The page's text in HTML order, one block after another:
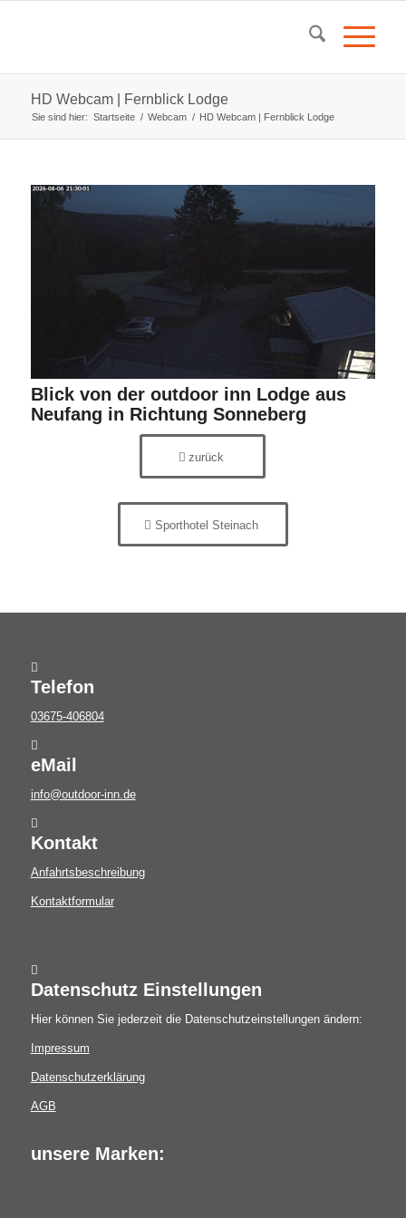
HD Webcam | Fernblick Lodge
Sie sind hier: Startseite / Webcam / HD Webcam | Fernblick Lodge
Blick von der outdoor inn Lodge aus
Neufang in Richtung Sonneberg
zurück
Sporthotel Steinach
Telefon
03675-406804
eMail
info@outdoor-inn.de
Kontakt
Anfahrtsbeschreibung
Kontaktformular
Datenschutz Einstellungen
Hier können Sie jederzeit die Datenschutzeinstellungen ändern:
Impressum
Datenschutzerklärung
AGB
unsere Marken: